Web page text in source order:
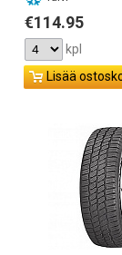
€114.95
kpl
Lisää